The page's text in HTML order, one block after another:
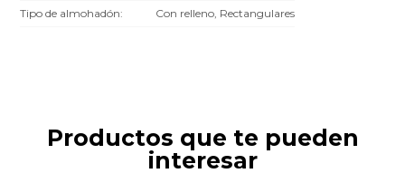
Tipo de almohadón
Con relleno, Rectangulares
Productos que te pueden
interesar